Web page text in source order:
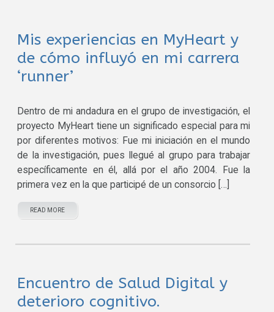
ACTIVITIES
MEDIA
Mis experiencias en MyHeart y
de cómo influyó en mi carrera
‘runner’
Dentro de mi andadura en el grupo de investigación, el
proyecto MyHeart tiene un significado especial para mi
por diferentes motivos: Fue mi iniciación en el mundo
de la investigación, pues llegué al grupo para trabajar
específicamente en él, allá por el año 2004. Fue la
primera vez en la que participé de un consorcio […]
READ MORE
Encuentro de Salud Digital y
deterioro cognitivo.